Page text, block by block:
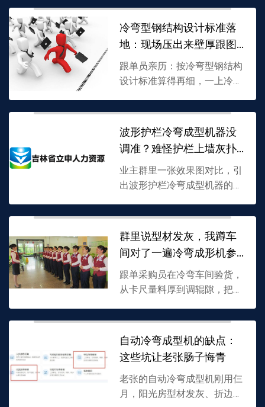
好坏立现。这篇从现场验机、
进口机本地化改辊的代价、机
架焊口与油路差异、以及师
傅...
冷弯型钢结构设计标准落
地：现场压出来壁厚跟图
纸差多少
跟单员亲历：按冷弯型钢结构
设计标准算得再细，一上冷弯
弹、安装孔偏差全现原形。师
傅老周用塞尺测出的真实偏移
量，加上工艺卡上补的几行妥
协...
波形护栏冷弯成型机器没
调准？难怪护栏上墙灰扑
扑
业主群里一张效果图对比，引
出波形护栏冷弯成型机器的真
料开裂，多半是冷弯成型机轧
辊精度不够，板型没咬准。钢
带放料、轧辊间隙、弯高检
测...
群里说型材发灰，我蹲车
间对了一遍冷弯成形机参
数设置
跟单采购员在冷弯车间验货，
从卡尺量料厚到调辊隙，把冷
置摊开说。料偏薄怎么补、矫
平辊松半圈为啥让型材跑偏、
温差15℃切断刀隙要怎么放...
自动冷弯成型机的缺点：
这些坑让老张肠子悔青
老张的自动冷弯成型机刚用仨
月，阳光房型材发灰、折边开